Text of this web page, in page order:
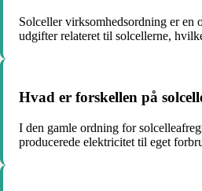
Solceller virksomhedsordning er en
udgifter relateret til solcellerne,
Hvad er forskellen på
I den gamle ordning for
producerede elektricitet til eget